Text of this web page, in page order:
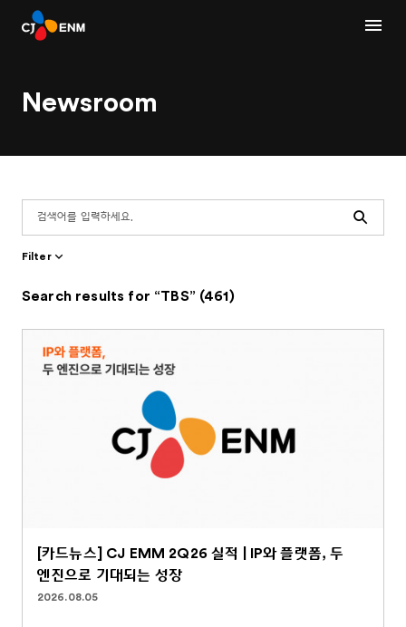
Newsroom
Search
Filter
Search results for “TBS” (461)
[카드뉴스] CJ EMM 2Q26 실적 | IP와 플랫폼, 두
엔진으로 기대되는 성장
2026.08.05